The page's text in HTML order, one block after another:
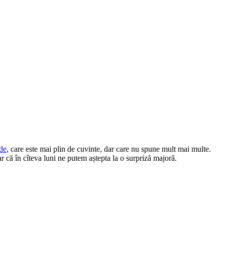
, care este mai plin de cuvinte, dar care nu spune mult mai multe.
că în cîteva luni ne putem aștepta la o surpriză majoră.